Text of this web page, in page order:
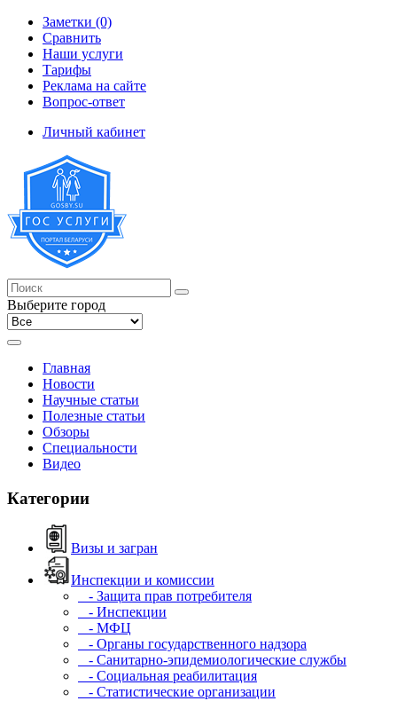
Заметки (0)
Сравнить
Наши услуги
Тарифы
Реклама на сайте
Вопрос-ответ
Личный кабинет
Выберите город
Главная
Новости
Научные статьи
Полезные статьи
Обзоры
Специальности
Видео
Категории
Визы и загран
Инспекции и комиссии
- Защита прав потребителя
- Инспекции
- МФЦ
- Органы государственного надзора
- Санитарно-эпидемиологические службы
- Социальная реабилитация
- Статистические организации